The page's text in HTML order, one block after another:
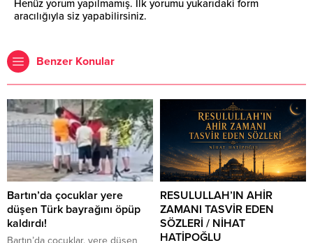
Henüz yorum yapılmamış. İlk yorumu yukarıdaki form
aracılığıyla siz yapabilirsiniz.
Benzer Konular
Bartın’da çocuklar yere
düşen Türk bayrağını öpüp
kaldırdı!
Bartın’da çocuklar, yere düşen
RESULULLAH’IN AHİR
ZAMANI TASVİR EDEN
SÖZLERİ / NİHAT
HATİPOĞLU